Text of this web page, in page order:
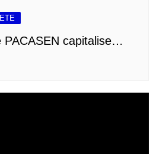
PACASEN capitalise…